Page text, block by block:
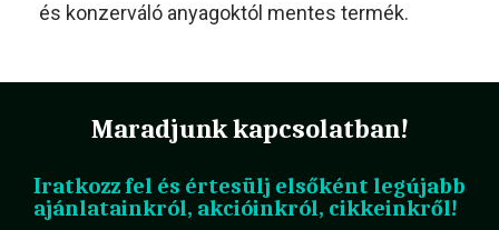
és konzerváló anyagoktól mentes termék.
Maradjunk kapcsolatban!
Iratkozz fel és értesülj elsőként legújabb
ajánlatainkról, akcióinkról, cikkeinkről!